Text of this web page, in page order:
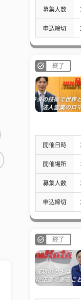
募集人数
申込締切
終了
開催日時
開催場所
募集人数
申込締切
終了